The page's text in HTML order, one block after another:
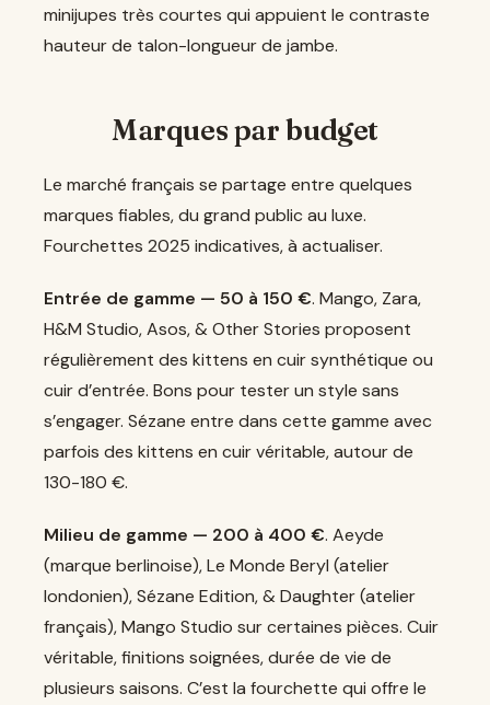
minijupes très courtes qui appuient le contraste
hauteur de talon-longueur de jambe.
Marques par budget
Le marché français se partage entre quelques
marques fiables, du grand public au luxe.
Fourchettes 2025 indicatives, à actualiser.
Entrée de gamme — 50 à 150 €. Mango, Zara,
H&M Studio, Asos, & Other Stories proposent
régulièrement des kittens en cuir synthétique ou
cuir d’entrée. Bons pour tester un style sans
s’engager. Sézane entre dans cette gamme avec
parfois des kittens en cuir véritable, autour de
130-180 €.
Milieu de gamme — 200 à 400 €. Aeyde
(marque berlinoise), Le Monde Beryl (atelier
londonien), Sézane Edition, & Daughter (atelier
français), Mango Studio sur certaines pièces. Cuir
véritable, finitions soignées, durée de vie de
plusieurs saisons. C’est la fourchette qui offre le